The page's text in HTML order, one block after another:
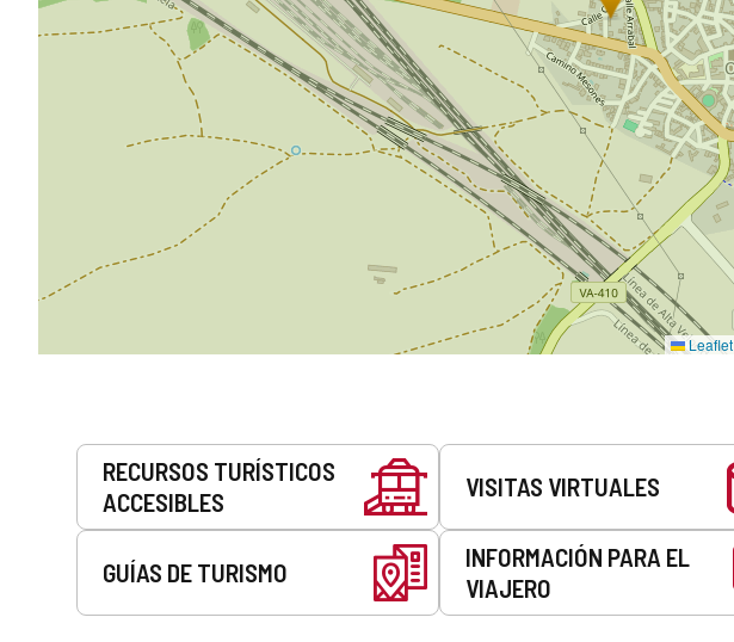
Leaflet
Servicios
RECURSOS TURÍSTICOS
ACCESIBLES
VISITAS VIRTUALES
GUÍAS DE TURISMO
INFORMACIÓN PARA EL
VIAJERO